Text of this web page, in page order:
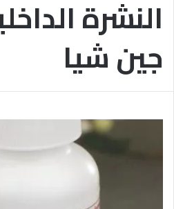
النشرة
جين شيا